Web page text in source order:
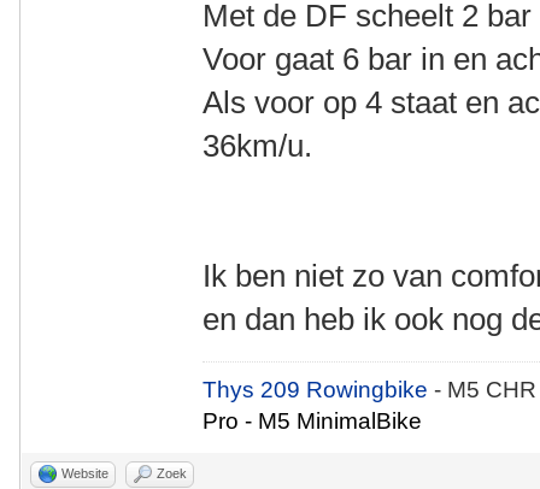
Met de DF scheelt 2
Voor gaat 6 bar in en
Als voor op 4 staat en
36km/u.
Ik ben niet zo van
en dan heb ik ook nog
Thys 209 Rowingbike- M5
Pro - M5 MinimalBike
Website Zoek